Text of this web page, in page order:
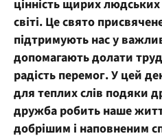
цінність щирих людських
світі. Це свято
підтримують нас у
допомагають долати
радість перемог. У цей
для теплих слів подяки
дружба робить наше
добрішим і наповненим